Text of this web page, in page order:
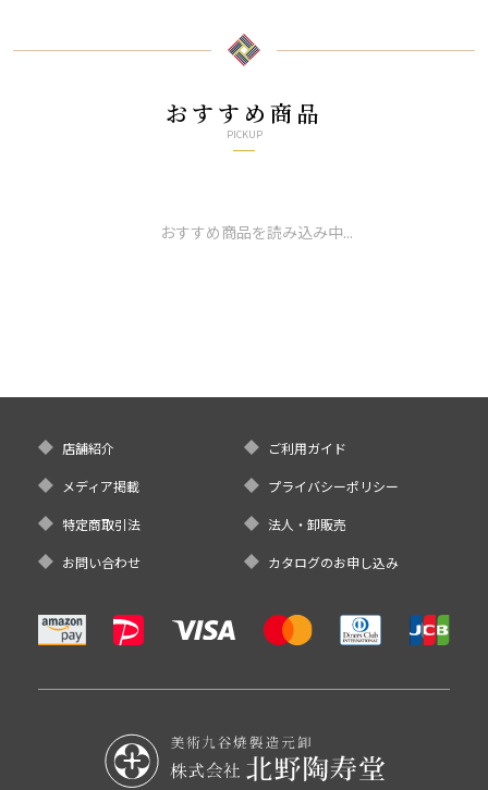
おすすめ商品
PICKUP
おすすめ商品を読み込み中...
店舗紹介 ご利用ガイド
メディア掲載 プライバシーポリシー
特定商取引法 法人・卸販売
お問い合わせ カタログのお申し込み